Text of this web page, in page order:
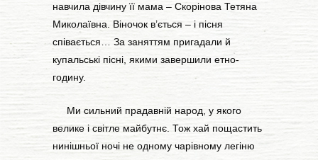
навчила дівчину її мама – Скорінова Тетяна
Миколаївна. Віночок в’ється – і пісня
співається… За заняттям пригадали й
купальські пісні, якими завершили етно-
годину.
Ми сильний прадавній народ, у якого
велике і світле майбутнє. Тож хай пощастить
нинішньої ночі не одному чарівному легіню